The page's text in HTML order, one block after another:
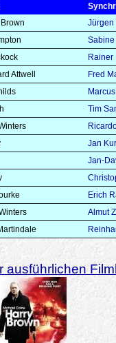
Jürgen
Rainer
Attwell
Fred
Tim
Jan
Jan-
Erich
Almut
ausführlichen